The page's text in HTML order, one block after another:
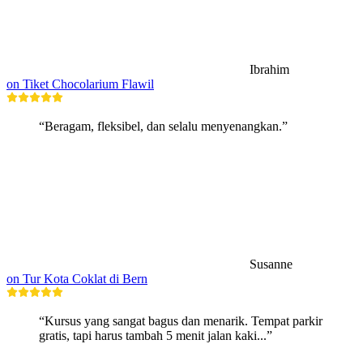
Ibrahim
on Tiket Chocolarium Flawil
“Beragam, fleksibel, dan selalu menyenangkan.”
Susanne
on Tur Kota Coklat di Bern
“Kursus yang sangat bagus dan menarik. Tempat parkir
gratis, tapi harus tambah 5 menit jalan kaki...”